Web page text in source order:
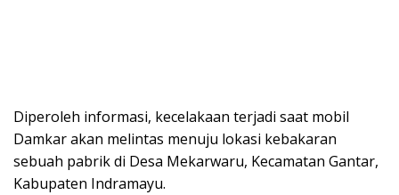
Diperoleh informasi, kecelakaan terjadi saat mobil
Damkar akan melintas menuju lokasi kebakaran
sebuah pabrik di Desa Mekarwaru, Kecamatan Gantar,
Kabupaten Indramayu.